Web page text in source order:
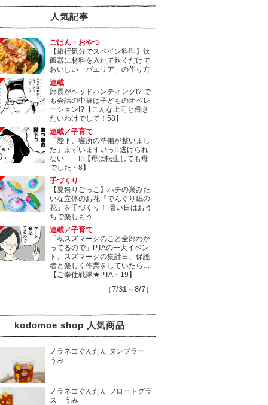
人気記事
ごはん・おやつ
【旅行気分でスペイン料理】炊
飯器に材料を入れて炊くだけで
おいしい「パエリア」の作り方
連載
部長がヘッドハンティング!? で
も会話の中身は子どものオペレ
ーション!?【こんな上司と働き
たいわけでして！58】
連載／子育て
「陛下、寝所の準備が整いまし
た」まずいまずいっ!! 逃げられ
ない――!!!【母は転生しても母
でした・8】
手づくり
【夏祭りごっこ】ハチの巣みた
いな立体のお花「でんぐり紙の
花」を手づくり！ 暑い日はおう
ちで楽しもう
連載／子育て
「私スズマークのこと全部わか
ってるので」PTAの一大イベン
ト、スズマークの集計日、保護
者と楽しく作業をしていたら…
【ご奉仕戦隊★PTA・19】
（7/31～8/7）
kodomoe shop 人気商品
ノラネコぐんだん タンブラー
うみ
ノラネコぐんだん フロートグラ
ス うみ